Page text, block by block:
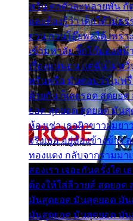
หวั่น ตกตัวละหลายพัน กั
และต้องรู้ว่า เด็กใต้ไม่ธ
ยวน กวนโอ๊ยพอได้ เพรา
เข้ามหาลัย จิ๊กโก๊มองหน้
เรื่องแน่นอน แต่ฉันไม่ห
พรั่นพรือ มันตอบว่าไม่พรื่
ด้วยกัน ก็เลยรอด สุดยอ
ยอด สุดยอด สุดยอด มัน
ห้องเช่า เธอผิวขาวผมย
จริงเธอ อยู่ห้องข้างข้าง
ทองแดง กลับจากรามมา
สองเรา เจอะกันครั้งใด
ต้องให้ใส่ลีวายส์ สุดยอ
มันสุดยอด มันสุดยอด มั
มันสุดยอด มันสุดยอด มั